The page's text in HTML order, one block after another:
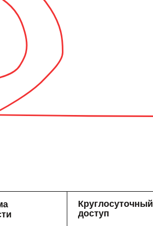
Круглосуточный
доступ